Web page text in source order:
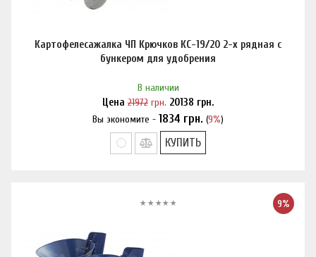
Картофелесажалка ЧП Крючков КС-19/20 2-х рядная с
бункером для удобрения
В наличии
Цена 21972 грн. 20138 грн.
Вы экономите - 1834 грн. (9%)
Нашли дешевле?
КУПИТЬ
9%